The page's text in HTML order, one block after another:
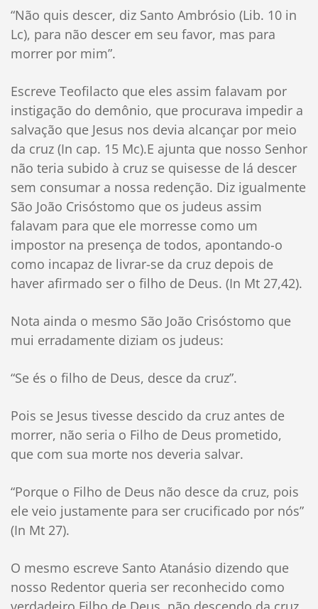
“Não quis descer, diz Santo Ambrósio (Lib. 10 in
Lc), para não descer em seu favor, mas para
morrer por mim”.
Escreve Teofilacto que eles assim falavam por
instigação do demônio, que procurava impedir a
salvação que Jesus nos devia alcançar por meio
da cruz (In cap. 15 Mc).E ajunta que nosso Senhor
não teria subido à cruz se quisesse de lá descer
sem consumar a nossa redenção. Diz igualmente
São João Crisóstomo que os judeus assim
falavam para que ele morresse como um
impostor na presença de todos, apontando-o
como incapaz de livrar-se da cruz depois de
haver afirmado ser o filho de Deus. (In Mt 27,42).
Nota ainda o mesmo São João Crisóstomo que
mui erradamente diziam os judeus:
“Se és o filho de Deus, desce da cruz”.
Pois se Jesus tivesse descido da cruz antes de
morrer, não seria o Filho de Deus prometido,
que com sua morte nos deveria salvar.
“Porque o Filho de Deus não desce da cruz, pois
ele veio justamente para ser crucificado por nós”
(In Mt 27).
O mesmo escreve Santo Atanásio dizendo que
nosso Redentor queria ser reconhecido como